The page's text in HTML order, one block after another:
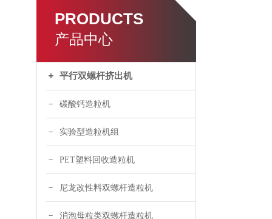
PRODUCTS
产品中心
平行双螺杆挤出机
碳酸钙造粒机
实验型造粒机组
PET塑料回收造粒机
尼龙改性料双螺杆造粒机
消泡母粒类双螺杆造粒机